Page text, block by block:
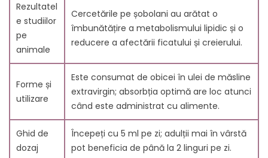
stresului oxidativ
15. Potențialul Carbonului 60 în prevenirea cancerului
16. Suplimentele cu Carbon 60: beneficii, riscuri
potențiale și considerații
17. Concluzie
18. Întrebări frecvente
18.1. 1. Care sunt beneficiile pentru sănătate ale C60?
18.2. 2. Cum ajută C60 la reducerea colesterolului?
18.3. 3. Poate C60 să protejeze împotriva inflamației?
18.4. 4. Are C60 efecte neuroprotectoare?
18.5. 5. Există dovezi pentru utilizarea C60 în
Rezultatel
e studiilor
pe
animale
Cercetările pe șobolani au arătat o
îmbunătățire a metabolismului lipidic și o
reducere a afectării ficatului și creierului.
Forme și
utilizare
Este consumat de obicei în ulei de măsline
extravirgin; absorbția optimă are loc atunci
când este administrat cu alimente.
Ghid de
dozaj
Începeți cu 5 ml pe zi; adulții mai în vârstă
pot beneficia de până la 2 linguri pe zi.